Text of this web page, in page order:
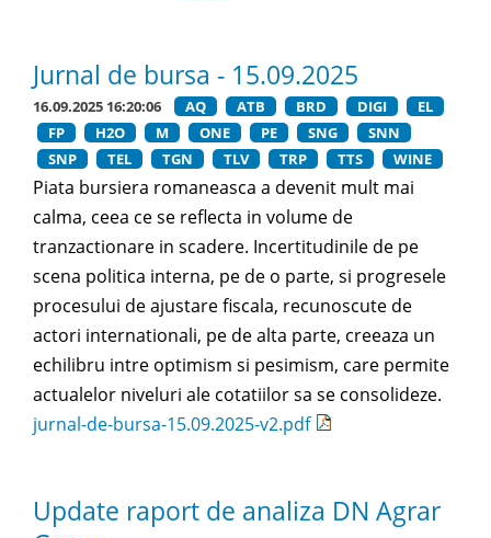
Jurnal de bursa - 15.09.2025
16.09.2025 16:20:06 AQ ATB BRD DIGI
EL
FP
H2O M ONE PE SNG
SNN
SNP
TEL TGN TLV TRP TTS WINE
Piata bursiera romaneasca a devenit mult mai
calma, ceea ce se reflecta in volume de
tranzactionare in scadere. Incertitudinile de pe
scena politica interna, pe de o parte, si progresele
procesului de ajustare fiscala, recunoscute de
actori internationali, pe de alta parte, creeaza un
echilibru intre optimism si pesimism, care permite
actualelor niveluri ale cotatiilor sa se consolideze.
jurnal-de-bursa-15.09.2025-v2.pdf
Update raport de analiza DN Agrar